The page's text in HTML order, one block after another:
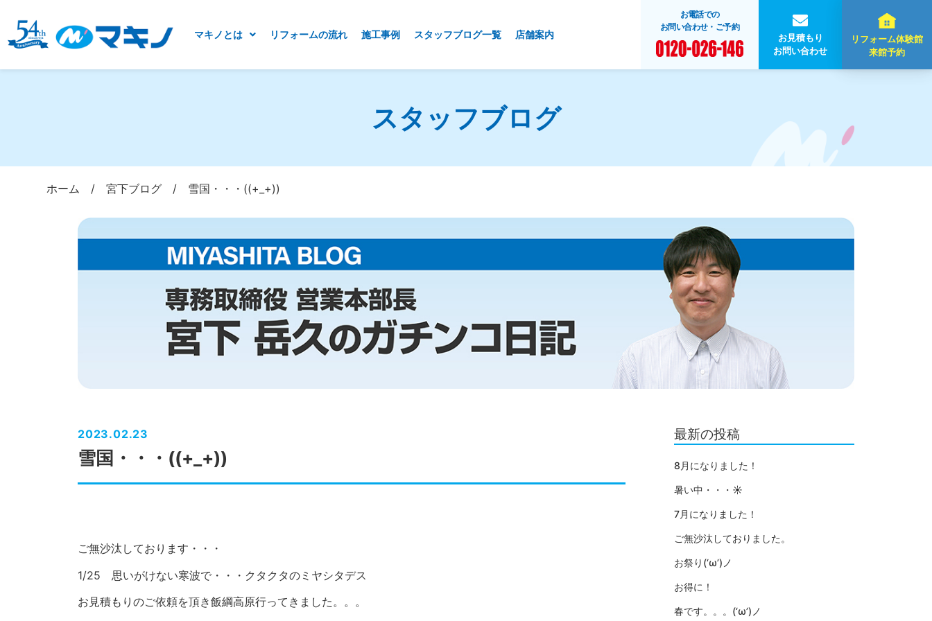
マキノとは リフォームの流れ 施工事例 スタッフブログ一覧 店舗案内
お電話での
お問い合わせ・ご予約
お見積もり
お問い合わせ
リフォーム体験館
来館予約
スタッフブログ
ホーム /宮下ブログ / 雪国・・・((+_+))
2023.02.23
雪国・・・((+_+))
ご無沙汰しております・・・
1/25 思いがけない寒波で・・・クタクタのミヤシタデス
お見積もりのご依頼を頂き飯綱高原行ってきました。。。
最新の投稿
8月になりました！
暑い中・・・☀
7月になりました！
ご無沙汰しておりました。
お祭り(‘ω’)ノ
お得に！
春です。。。(‘ω’)ノ